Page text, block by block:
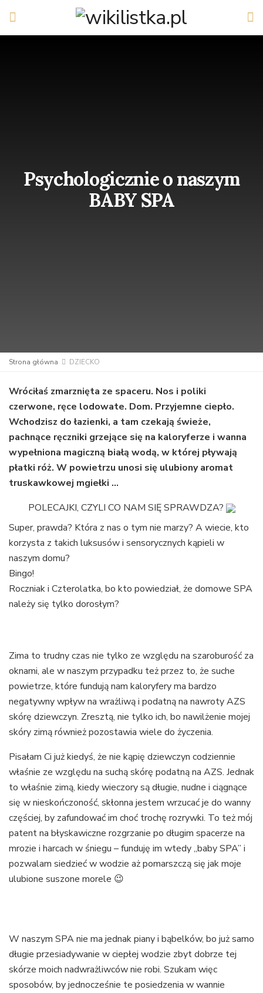
Psychologicznie o naszym
BABY SPA
Strona główna DZIECKO
Wróciłaś zmarznięta ze spaceru. Nos i poliki
czerwone, ręce lodowate. Dom. Przyjemne ciepło.
Wchodzisz do łazienki, a tam czekają świeże,
pachnące ręczniki grzejące się na kaloryferze i wanna
wypełniona magiczną białą wodą, w której pływają
płatki róż. W powietrzu unosi się ulubiony aromat
truskawkowej mgiełki …
POLECAJKI, CZYLI CO NAM SIĘ SPRAWDZA?
Super, prawda? Która z nas o tym nie marzy? A wiecie, kto
korzysta z takich luksusów i sensorycznych kąpieli w
naszym domu?
Bingo!
Roczniak i Czterolatka, bo kto powiedział, że domowe SPA
należy się tylko dorosłym?
Zima to trudny czas nie tylko ze względu na szaroburość za
oknami, ale w naszym przypadku też przez to, że suche
powietrze, które fundują nam kaloryfery ma bardzo
negatywny wpływ na wrażliwą i podatną na nawroty AZS
skórę dziewczyn. Zresztą, nie tylko ich, bo nawilżenie mojej
skóry zimą również pozostawia wiele do życzenia.
Pisałam Ci już kiedyś, że nie kąpię dziewczyn codziennie
właśnie ze względu na suchą skórę podatną na AZS. Jednak
to właśnie zimą, kiedy wieczory są długie, nudne i ciągnące
się w nieskończoność, skłonna jestem wrzucać je do wanny
częściej, by zafundować im choć trochę rozrywki. To też mój
patent na błyskawiczne rozgrzanie po długim spacerze na
mrozie i harcach w śniegu – funduję im wtedy „baby SPA” i
pozwalam siedzieć w wodzie aż pomarszczą się jak moje
ulubione suszone morele 😉
W naszym SPA nie ma jednak piany i bąbelków, bo już samo
długie przesiadywanie w ciepłej wodzie zbyt dobrze tej
skórze moich nadwrażliwców nie robi. Szukam więc
sposobów, by jednocześnie te posiedzenia w wannie